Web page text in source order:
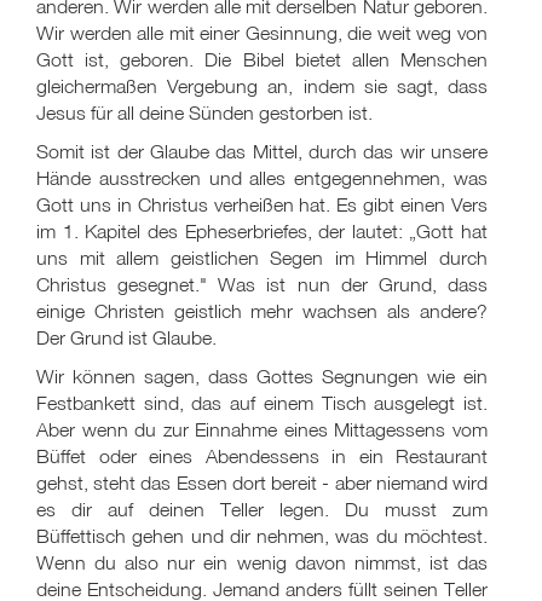
anderen. Wir werden alle mit derselben Natur geboren.
Wir werden alle mit einer Gesinnung, die weit weg von
Gott ist, geboren. Die Bibel bietet allen Menschen
gleichermaßen Vergebung an, indem sie sagt, dass
Jesus für all deine Sünden gestorben ist.
Somit ist der Glaube das Mittel, durch das wir unsere
Hände ausstrecken und alles entgegennehmen, was
Gott uns in Christus verheißen hat. Es gibt einen Vers
im 1. Kapitel des Epheserbriefes, der lautet: „Gott hat
uns mit allem geistlichen Segen im Himmel durch
Christus gesegnet." Was ist nun der Grund, dass
einige Christen geistlich mehr wachsen als andere?
Der Grund ist Glaube.
Wir können sagen, dass Gottes Segnungen wie ein
Festbankett sind, das auf einem Tisch ausgelegt ist.
Aber wenn du zur Einnahme eines Mittagessens vom
Büffet oder eines Abendessens in ein Restaurant
gehst, steht das Essen dort bereit - aber niemand wird
es dir auf deinen Teller legen. Du musst zum
Büffettisch gehen und dir nehmen, was du möchtest.
Wenn du also nur ein wenig davon nimmst, ist das
deine Entscheidung. Jemand anders füllt seinen Teller